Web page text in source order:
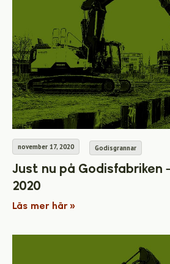
november 17, 2020 Godisgrannar
Just nu på Godisfabriken
2020
Läs mer här »